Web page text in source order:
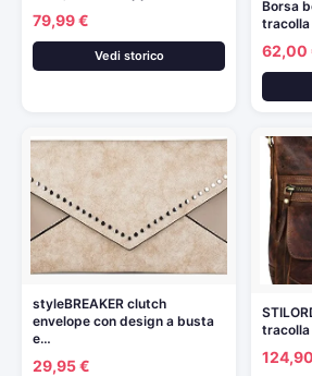
79,99 €
Vedi storico
Borsa
62,00
styleBREAKER clutch
envelope con design a busta
e…
29,95 €
tracolla